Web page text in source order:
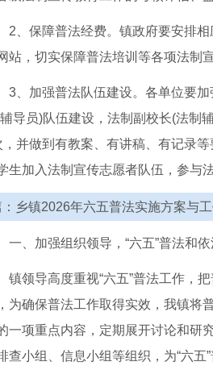
保障普法经费。镇政府要安排相
站，切实保障普法培训等各项法制
加强普法队伍建设。各单位要加
导员)队伍建设，法制副校长(法制
，并做到有教案、有讲稿、有记录
生加入法制宣传志愿者队伍，参与
乡镇2026年六五普法实施方案与工
、加强组织领导，“六五”普法和依
领导高度重视“六五”普法工作，把
为确保普法工作取得实效，我镇将
一项重点内容，定期展开讨论和研
查小组、信息小组等组织，为“六五